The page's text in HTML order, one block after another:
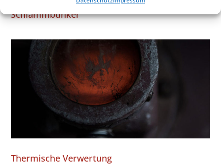
Schlammbunker
Thermische Verwertung